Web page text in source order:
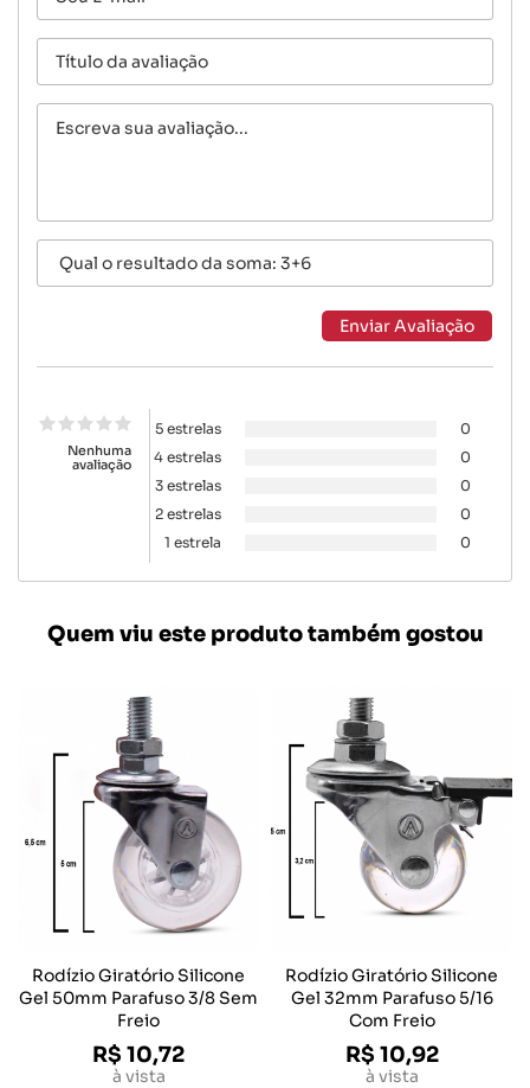
Nenhuma
avaliação
5 estrelas
0
4 estrelas
0
3 estrelas
0
2 estrelas
0
1 estrela
0
Quem viu este produto também gostou
Rodízio Giratório Silicone
Gel 50mm Parafuso 3/8 Sem
Freio
R$ 10,72
à vista
Rodízio Giratório Silicone
Gel 32mm Parafuso 5/16
Com Freio
R$ 10,92
à vista